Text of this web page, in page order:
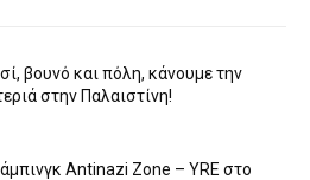
βουνό και πόλη, κάνουμε την
στην Παλαιστίνη!
Antinazi Zone – YRE στο